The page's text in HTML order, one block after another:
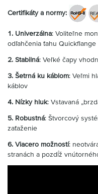
Certifikáty a normy:
1. Univerzálna: Voliteľne
odľahčenia ťahu Quickflange
2. Stabilná: Veľké čapy
3. Šetrná ku káblom: Veľmi
káblov
4. Nízky hluk: Vstavaná
5. Robustná: Štvorcový
zaťaženie
6. Viacero možností:
stranách a pozdĺž